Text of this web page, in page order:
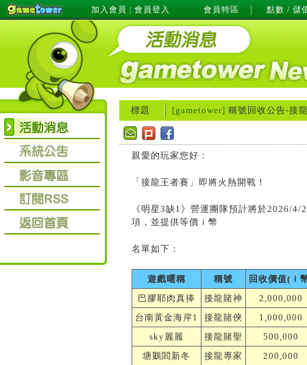
加入會員 | 會員登入 會員特區 點數 / 儲
標題 [gametower] 稱號回收公告-接
親愛的玩家您好：
「接龍王者賽」即將火熱開戰！
《明星3缺1》營運團隊預計將於2026/
項，並提供等價ｉ幣
名單如下：
遊戲暱稱 稱號
回收價值(ｉ
巴膠耶肉真捧
接龍賭神
2,000,000
台南黃金海岸1
接龍賭俠
1,000,000
sky麗麗
接龍賭聖
500,000
塘鵝閻新冬
接龍專家
200,000